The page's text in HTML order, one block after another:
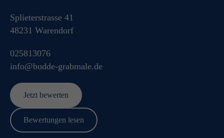
info@budde-grabmale.de
025813076
Splieterstrasse 41
48231 Warendorf
Jetzt bewerten
Bewertungen lesen